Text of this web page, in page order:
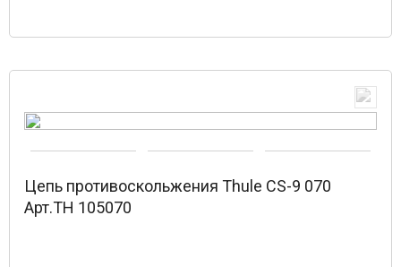
Цепь противоскольжения Thule CS-9 070
Арт.TH 105070